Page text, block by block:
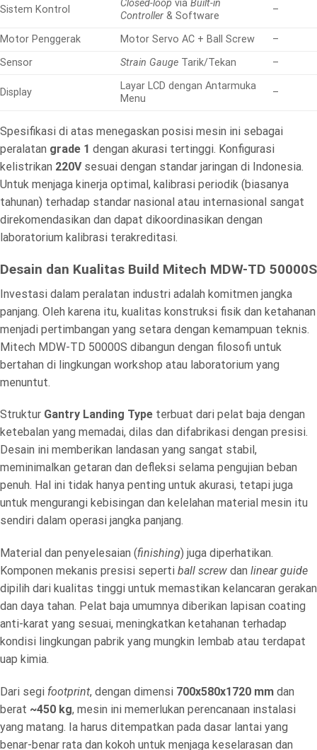
Sistem Kontrol
Closed-loop viaBuilt-in
Controller & Software
–
Motor Penggerak Motor Servo AC + Ball Screw
–
Sensor
Strain Gauge Tarik/Tekan –
Display
Layar LCD dengan Antarmuka
Menu
–
Spesifikasi di atas menegaskan posisi mesin ini sebagai
peralatan grade 1 dengan akurasi tertinggi. Konfigurasi
kelistrikan 220Vsesuai dengan standar jaringan di Indonesia.
Untuk menjaga kinerja optimal, kalibrasi periodik (biasanya
tahunan) terhadap standar nasional atau internasional sangat
direkomendasikan dan dapat dikoordinasikan dengan
laboratorium kalibrasi terakreditasi.
Desain dan Kualitas Build Mitech MDW-TD 50000S
Investasi dalam peralatan industri adalah komitmen jangka
panjang. Oleh karena itu, kualitas konstruksi fisik dan ketahanan
menjadi pertimbangan yang setara dengan kemampuan teknis.
Mitech MDW-TD 50000S dibangun dengan filosofi untuk
bertahan di lingkungan workshop atau laboratorium yang
menuntut.
Struktur Gantry Landing Type terbuat dari pelat baja dengan
ketebalan yang memadai, dilas dan difabrikasi dengan presisi.
Desain ini memberikan landasan yang sangat stabil,
meminimalkan getaran dan defleksi selama pengujian beban
penuh. Hal ini tidak hanya penting untuk akurasi, tetapi juga
untuk mengurangi kebisingan dan kelelahan material mesin itu
sendiri dalam operasi jangka panjang.
Material dan penyelesaian (finishing) juga diperhatikan.
Komponen mekanis presisi seperti ball screw dan linear guide
dipilih dari kualitas tinggi untuk memastikan kelancaran gerakan
dan daya tahan. Pelat baja umumnya diberikan lapisan coating
anti-karat yang sesuai, meningkatkan ketahanan terhadap
kondisi lingkungan pabrik yang mungkin lembab atau terdapat
uap kimia.
Dari segi footprint, dengan dimensi 700x580x1720 mm dan
berat ~450 kg, mesin ini memerlukan perencanaan instalasi
yang matang. Ia harus ditempatkan pada dasar lantai yang
benar-benar rata dan kokoh untuk menjaga keselarasan dan